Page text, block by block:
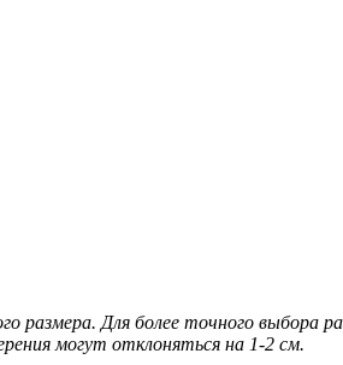
размера. Для более точного
могут отклоняться на 1-2 см.